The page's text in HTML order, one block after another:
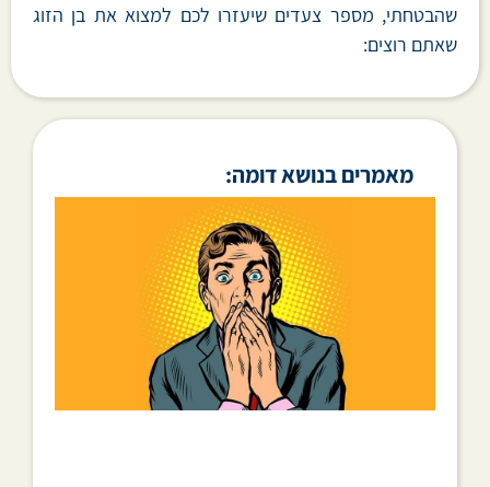
שהבטחתי, מספר צעדים שיעזרו לכם למצוא את בן הזוג
שאתם רוצים:
מאמרים בנושא דומה: